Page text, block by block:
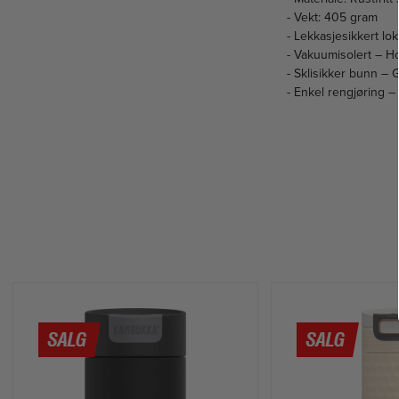
- Vekt: 405 gram
- Lekkasjesikkert
- Vakuumisolert –
- Sklisikker bunn –
- Enkel rengjøring